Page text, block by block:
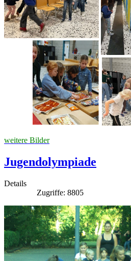
weitere Bilder
Jugendolympiade
Details
Zugriffe: 8805